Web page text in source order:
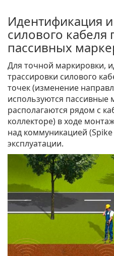
Идентификация
силового кабеля
пассивных
Для точной маркировки,
трассировки силового
точек (изменение
используются
располагаются рядом с
коллекторе) в ходе
над коммуникацией
эксплуатации.